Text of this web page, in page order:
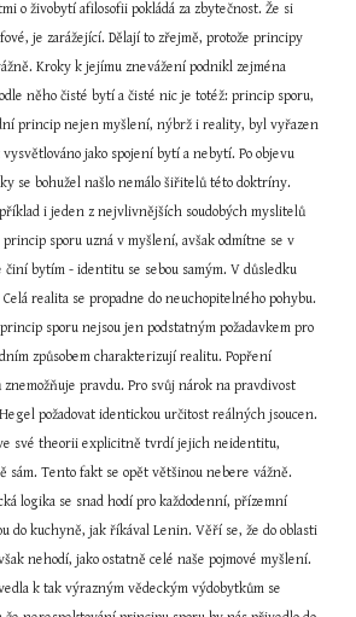
o živobytí afilosofii pokládá za zbytečnost. Že si
je zarážející. Dělají to zřejmě, protože principy
Kroky k jejímu znevážení podnikl zejména
něho čisté bytí a čisté nic je totéž: princip sporu,
princip nejen myšlení, nýbrž i reality, byl vyřazen
jako spojení bytí a nebytí. Po objevu
se bohužel našlo nemálo šiřitelů této doktríny.
i jeden z nejvlivnějších soudobých myslitelů
sporu uzná v myšlení, avšak odmítne se v
bytím - identitu se sebou samým. V důsledku
realita se propadne do neuchopitelného pohybu.
sporu nejsou jen podstatným požadavkem pro
způsobem charakterizují realitu. Popření
pravdu. Pro svůj nárok na pravdivost
požadovat identickou určitost reálných jsoucen.
ve své theorii explicitně tvrdí jejich neidentitu,
sám. Tento fakt se opět většinou nebere vážně.
logika se snad hodí pro každodenní, přízemní
do kuchyně, jak říkával Lenin. Věří se, že do oblasti
nehodí, jako ostatně celé naše pojmové myšlení.
k tak výrazným vědeckým výdobytkům se